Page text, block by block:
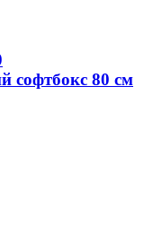
софтбокс 80 см